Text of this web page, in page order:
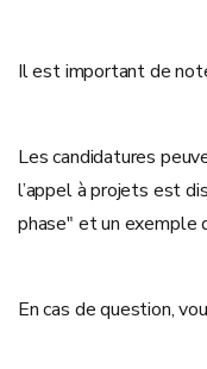
Il est important de
Les candidatures
l’appel à projets est
phase" et un exemple
En cas de question,